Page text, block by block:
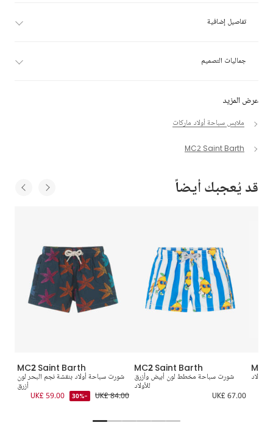
عرض المزيد
ملابس سباحة أولاد ماركات
MC2 Saint Barth
تفاصيل إضافية
جماليات التصميم
قد يُعجبك أيضاً
MC2 Saint Barth
شورت سباحة أولاد بنقشة نجم البحر لون
أزرق
UK£ 84.00
-30%
UK£ 59.00
MC2 Saint Barth
شورت سباحة مخطط لون أبيض وأزرق
للأولاد
UK£ 67.00